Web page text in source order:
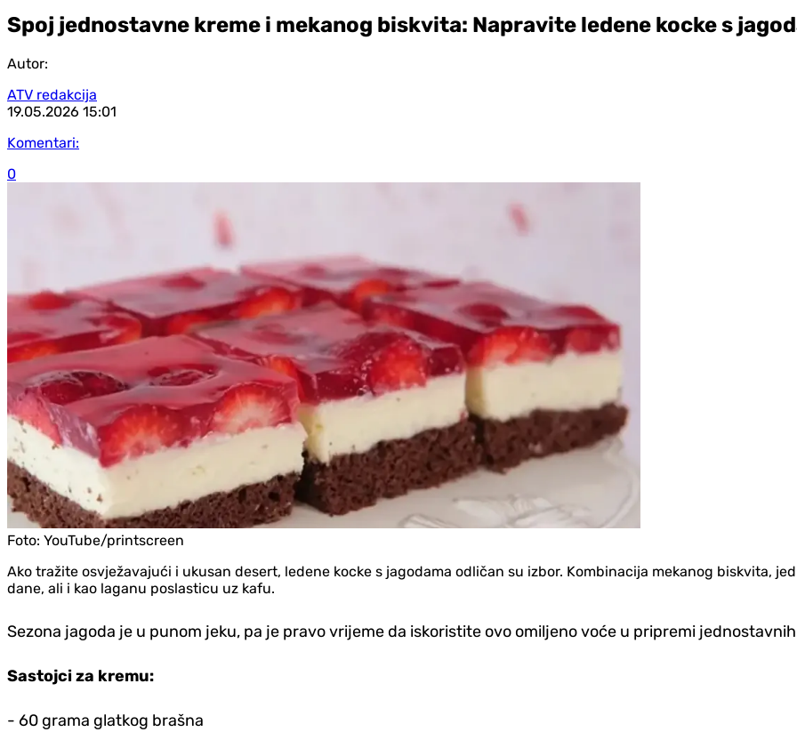
Spoj jednostavne kreme i mekanog biskvita: Napravite ledene kocke s
Autor:
ATV redakcija
19.05.2026 15:01
Komentari:
0
Foto: YouTube/printscreen
Ako tražite osvježavajući i ukusan desert, ledene kocke s jagodama odličan su izbor. Kombinacija mekanog biskvita,
dane, ali i kao laganu poslasticu uz kafu.
Sezona jagoda je u punom jeku, pa je pravo vrijeme da iskoristite ovo omiljeno voće u pripremi
Sastojci za kremu:
- 60 grama glatkog brašna